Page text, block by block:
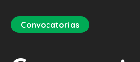
Convocatorias